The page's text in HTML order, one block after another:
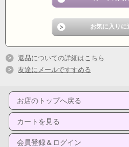
返品についての詳細はこちら
友達にメールですすめる
お店のトップへ戻る
カートを見る
会員登録＆ログイン